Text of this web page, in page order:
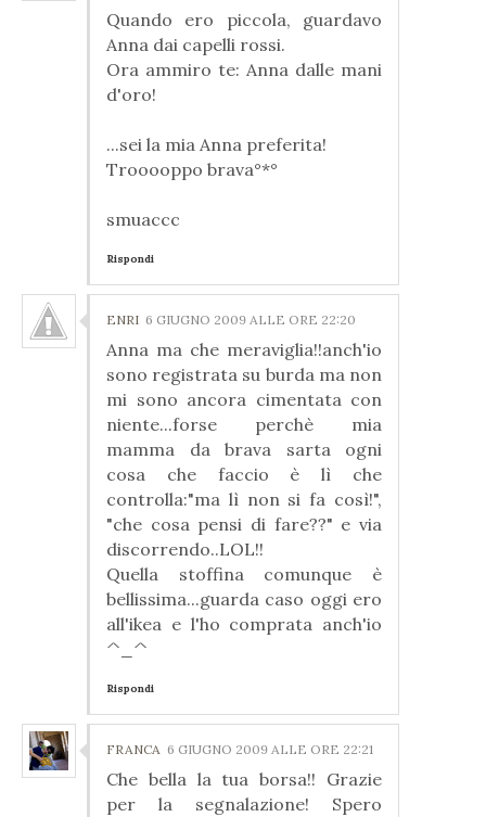
Quando ero piccola, guardavo
Anna dai capelli rossi.
Ora ammiro te: Anna dalle mani
d'oro!
...sei la mia Anna preferita!
Trooooppo brava°*°
smuaccc
Rispondi
ENRI 6 GIUGNO 2009 ALLE ORE 22:20
Anna ma che meraviglia!!anch'io
sono registrata su burda ma non
mi sono ancora cimentata con
niente...forse perchè mia
mamma da brava sarta ogni
cosa che faccio è lì che
controlla:"ma lì non si fa così!",
"che cosa pensi di fare??" e via
discorrendo..LOL!!
Quella stoffina comunque è
bellissima...guarda caso oggi ero
all'ikea e l'ho comprata anch'io
^_^
Rispondi
FRANCA 6 GIUGNO 2009 ALLE ORE 22:21
Che bella la tua borsa!! Grazie
per la segnalazione! Spero